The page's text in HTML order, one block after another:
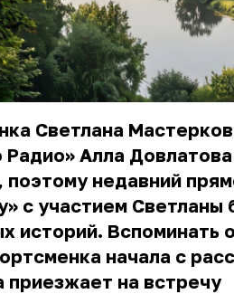
Светлана
Радио» Алла
недавний
с участием Светланы
историй. Вспоминать
начала с
приезжает на встречу